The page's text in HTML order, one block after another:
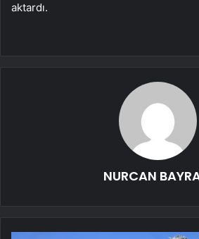
aktardı.
NURCAN